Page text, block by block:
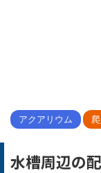
アクアリウム
水槽周辺の